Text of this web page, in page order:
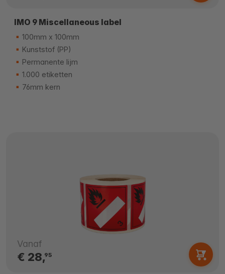
IMO 9 Miscellaneous label
100mm x 100mm
Kunststof (PP)
Permanente lijm
1.000 etiketten
76mm kern
Vanaf
€ 28,95